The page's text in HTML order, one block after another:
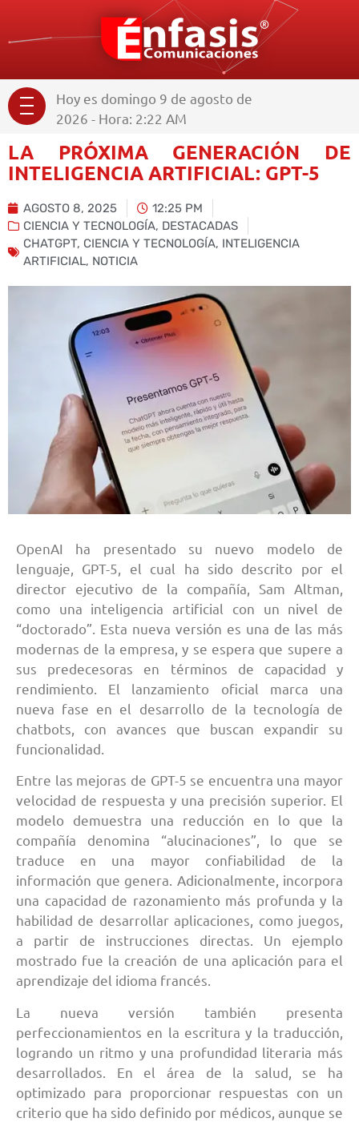
Hoy es domingo 9 de agosto de
2026 - Hora: 2:22 AM
LA PRÓXIMA GENERACIÓN DE
INTELIGENCIA ARTIFICIAL: GPT-5
AGOSTO 8, 2025
12:25 PM
CIENCIA Y TECNOLOGÍA, DESTACADAS
CHATGPT, CIENCIA Y TECNOLOGÍA, INTELIGENCIA
ARTIFICIAL, NOTICIA
OpenAI ha presentado su nuevo modelo de
lenguaje, GPT-5, el cual ha sido descrito por el
director ejecutivo de la compañía, Sam Altman,
como una inteligencia artificial con un nivel de
“doctorado”. Esta nueva versión es una de las más
modernas de la empresa, y se espera que supere a
sus predecesoras en términos de capacidad y
rendimiento. El lanzamiento oficial marca una
nueva fase en el desarrollo de la tecnología de
chatbots, con avances que buscan expandir su
funcionalidad.
Entre las mejoras de GPT-5 se encuentra una mayor
velocidad de respuesta y una precisión superior. El
modelo demuestra una reducción en lo que la
compañía denomina “alucinaciones”, lo que se
traduce en una mayor confiabilidad de la
información que genera. Adicionalmente, incorpora
una capacidad de razonamiento más profunda y la
habilidad de desarrollar aplicaciones, como juegos,
a partir de instrucciones directas. Un ejemplo
mostrado fue la creación de una aplicación para el
aprendizaje del idioma francés.
La nueva versión también presenta
perfeccionamientos en la escritura y la traducción,
logrando un ritmo y una profundidad literaria más
desarrollados. En el área de la salud, se ha
optimizado para proporcionar respuestas con un
criterio que ha sido definido por médicos, aunque se